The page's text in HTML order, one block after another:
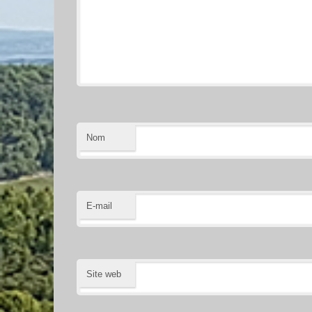
Nom
E-mail
Site web